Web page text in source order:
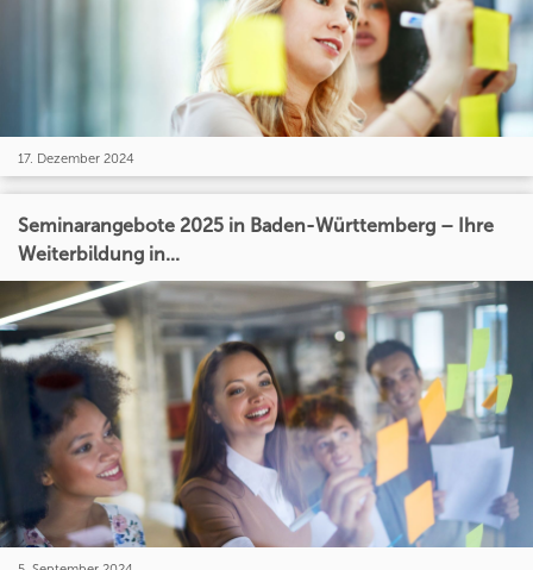
17. Dezember 2024
Seminarangebote 2025 in Baden-Württemberg – Ihre
Weiterbildung in...